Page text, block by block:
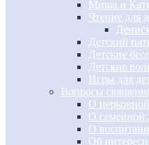
Миша и
Чтение для
Детский
Детские
Детские
Игры для
Вопросы
О
О семейной
О
Об